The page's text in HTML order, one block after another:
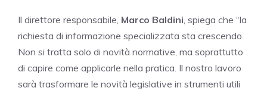
Il direttore responsabile, Marco Baldini , spiega che “la
richiesta di informazione specializzata sta crescendo.
Non si tratta solo di novità normative, ma soprattutto
di capire come applicarle nella pratica. Il nostro lavoro
sarà trasformare le novità legislative in strumenti utili